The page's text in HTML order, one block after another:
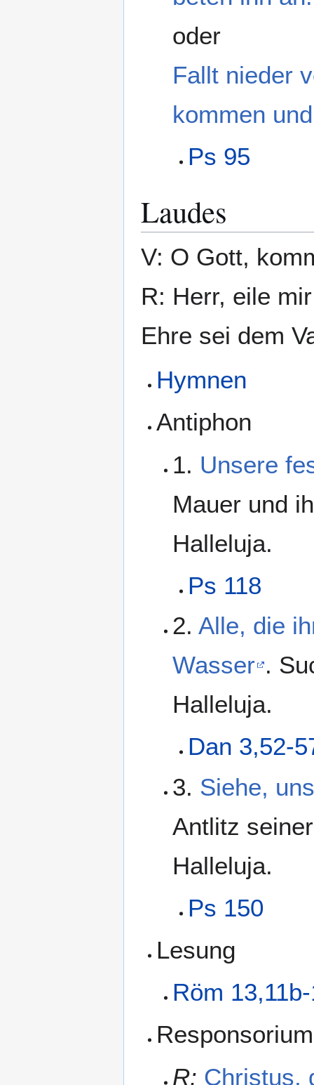
oder
Fallt nieder
kommen
Ps 95
Laudes
V: O Gott,
R: Herr, eile
Ehre sei dem
Hymnen
Antiphon
1. Unsere
Mauer und
Halleluja.
Ps 118
2. Alle, die
Wasser .
Halleluja.
Dan 3,52-
3. Siehe,
Antlitz
Halleluja.
Ps 150
Lesung
Röm
Responsorium
R: Christus,